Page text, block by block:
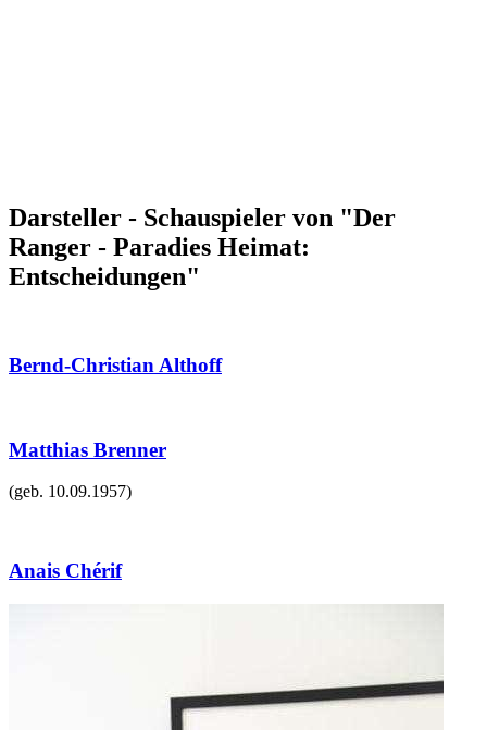
Darsteller - Schauspieler von "Der
Ranger - Paradies Heimat:
Entscheidungen"
Bernd-Christian Althoff
Matthias Brenner
(geb. 10.09.1957)
Anais Chérif